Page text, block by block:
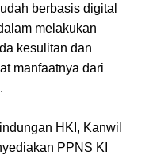
berbasis digital
melakukan
kesulitan dan
manfaatnya dari
HKI, Kanwil
PPNS KI